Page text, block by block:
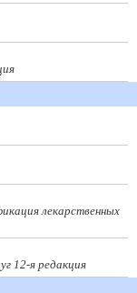
лекарственных
12-я редакция